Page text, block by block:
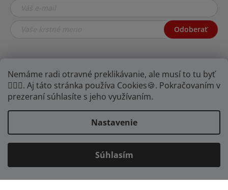
Nemáme radi otravné preklikávanie, ale musí to tu byť
🤦🏾‍♂️. Aj táto stránka používa Cookies🍪. Pokračovaním v
prezeraní súhlasíte s jeho využívaním.
Nastavenie
Súhlasím
Odoberať
YOUTUBE FB IG